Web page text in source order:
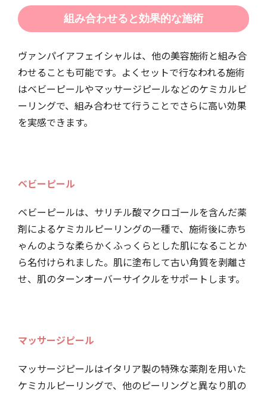
組み合わせると効果的な施術
ヴァンパイアフェイシャルは、他の美容施術と組み合
わせることも可能です。よくセットで行なわれる施術
はベビーピールやマッサージピールなどのケミカルピ
ーリングで、組み合わせて行うことでさらに高い効果
を実感できます。
ベビーピール
ベビーピールは、サリチル酸マクロゴールを含んだ薬
剤によるケミカルピーリングの一種で、施術後に赤ち
ゃんのような柔らかくふっくらとした肌になることか
ら名付けられました。肌に塗布して古い角質を剥離さ
せ、肌のターンオーバーサイクルをサポートします。
マッサージピール
マッサージピールはイタリア製の特殊な薬剤を用いた
ケミカルピーリングで、他のピーリングと異なり肌の